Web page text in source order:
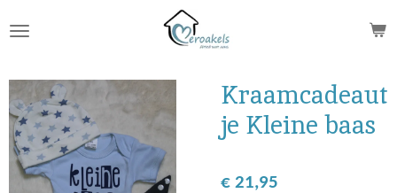
direct
de
hoofdinhoud
Kraamcadeaut
je Kleine baas
€ 21,95